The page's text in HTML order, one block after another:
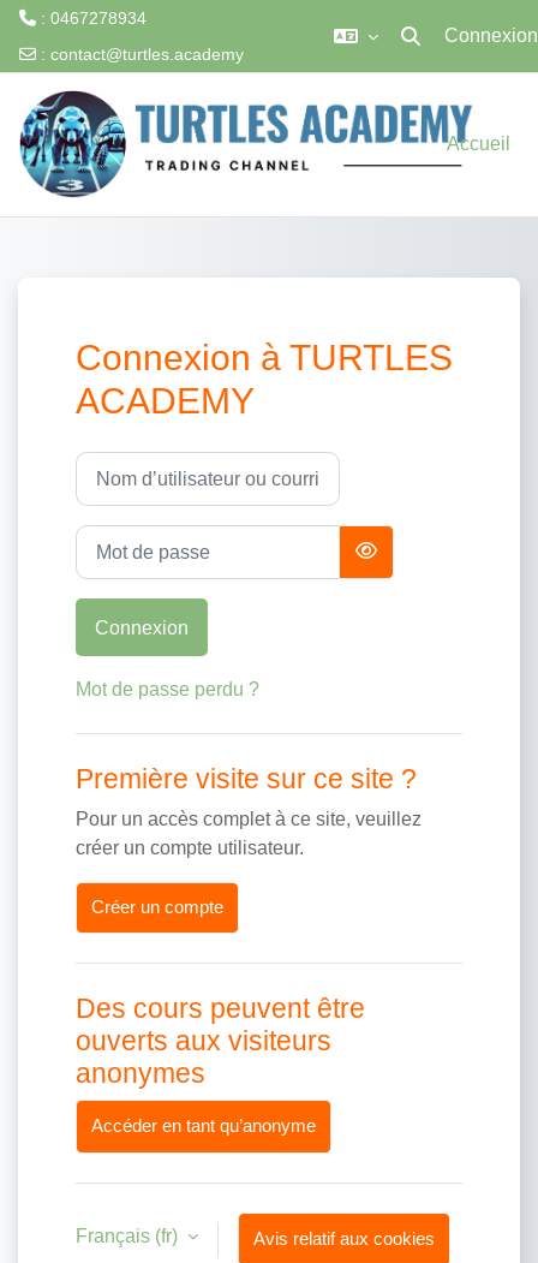
: 0467278934
: contact@turtles.academy Activer/
Connexion
Accueil
Connexion à TURTLES
ACADEMY
Procédure de création de compte
Nom d’utilisateur ou courriel
Mot de passe
Connexion
Mot de passe perdu ?
Première visite sur ce site ?
Pour un accès complet à ce site, veuillez
créer un compte utilisateur.
Créer un compte
Des cours peuvent être
ouverts aux visiteurs
anonymes
Accéder en tant qu’anonyme
Français ‎(fr)‎ Avis relatif aux cookies